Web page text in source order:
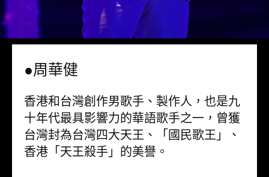
●周華健
香港和台灣創作男歌手、製作人，也是九
十年代最具影響力的華語歌手之一，曾獲
台灣封為台灣四大天王、「國民歌王」、
香港「天王殺手」的美譽。